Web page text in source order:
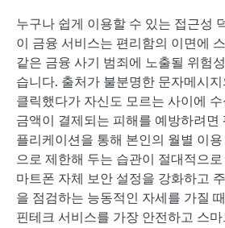
누구나 쉽게 이용할 수 있는 접근성
이 금융 서비스는 편리함의 이면에
같은 금융 사기 범죄에 노출될 위험
습니다. 출처가 불분명한 문자메시
클릭했다가 자신도 모르는 사이에
금액이 결제되는 피해를 예방하려면
플리케이션을 통해 본인의 월별 이
으로 제한해 두는 습관이 절대적으
마트폰 자체 보안 설정을 강화하고
을 점검하는 능동적인 자세를 가질
핀테크 서비스를 가장 안전하고 스